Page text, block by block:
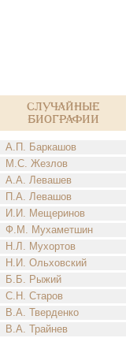
Случайные
биографии
А.П. Баркашов
М.С. Жезлов
А.А. Левашев
П.А. Левашов
И.И. Мещеринов
Ф.М. Мухаметшин
Н.Л. Мухортов
Н.И. Ольховский
Б.Б. Рыжий
С.Н. Старов
В.А. Тверденко
В.А. Трайнев